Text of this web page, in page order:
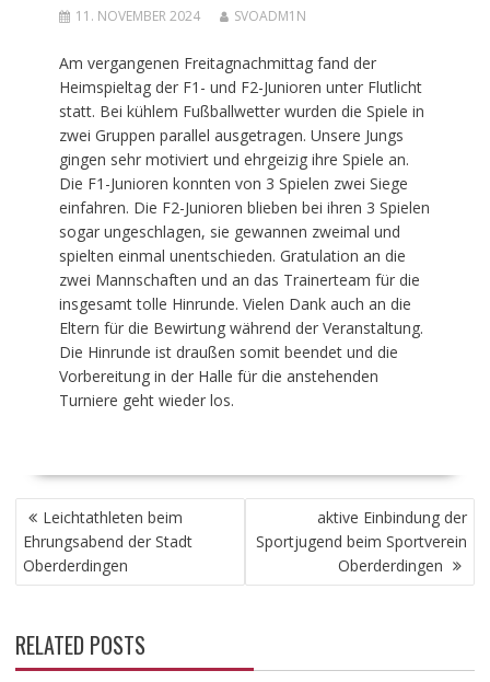
11. NOVEMBER 2024 SVOADM1N
Am vergangenen Freitagnachmittag fand der
Heimspieltag der F1- und F2-Junioren unter Flutlicht
statt. Bei kühlem Fußballwetter wurden die Spiele in
zwei Gruppen parallel ausgetragen. Unsere Jungs
gingen sehr motiviert und ehrgeizig ihre Spiele an.
Die F1-Junioren konnten von 3 Spielen zwei Siege
einfahren. Die F2-Junioren blieben bei ihren 3 Spielen
sogar ungeschlagen, sie gewannen zweimal und
spielten einmal unentschieden. Gratulation an die
zwei Mannschaften und an das Trainerteam für die
insgesamt tolle Hinrunde. Vielen Dank auch an die
Eltern für die Bewirtung während der Veranstaltung.
Die Hinrunde ist draußen somit beendet und die
Vorbereitung in der Halle für die anstehenden
Turniere geht wieder los.
BEITRAGSNAVIGATION
Leichtathleten beim
Ehrungsabend der Stadt
Oberderdingen
aktive Einbindung der
Sportjugend beim Sportverein
Oberderdingen
RELATED POSTS